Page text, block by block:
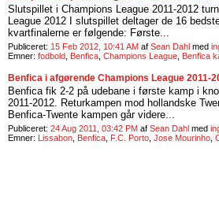
Slutspillet i Champions League 2011-2012
League 2012 I slutspillet deltager de 16
kvartfinalerne er følgende: Første...
Publiceret: 15 Feb 2012, 10:41 AM af Sean Dahl med
Emner: fodbold Benfica Champions League Benfica
Benfica i afgørende Champions League 2011-
Benfica fik 2-2 på udebane i første kamp i
2011-2012. Returkampen mod hollandske
Benfica-Twente kampen går videre...
Publiceret: 24 Aug 2011, 03:42 PM af Sean Dahl med
Emner: Lissabon Benfica F.C. Porto Jose Mourinho